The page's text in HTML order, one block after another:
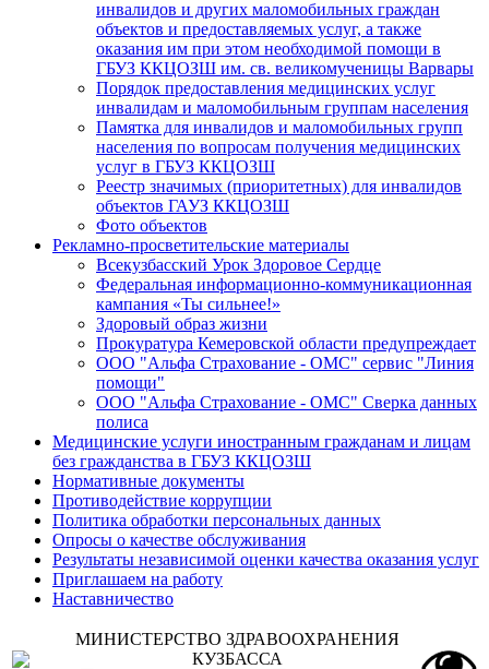
инвалидов и других маломобильных граждан
объектов и предоставляемых услуг, а также
оказания им при этом необходимой помощи в
ГБУЗ ККЦОЗШ им. св. великомученицы Варвары
Порядок предоставления медицинских услуг
инвалидам и маломобильным группам населения
Памятка для инвалидов и маломобильных групп
населения по вопросам получения медицинских
услуг в ГБУЗ ККЦОЗШ
Реестр значимых (приоритетных) для инвалидов
объектов ГАУЗ ККЦОЗШ
Фото объектов
Рекламно-просветительские материалы
Всекузбасский Урок Здоровое Сердце
Федеральная информационно-коммуникационная
кампания «Ты сильнее!»
Здоровый образ жизни
Прокуратура Кемеровской области предупреждает
ООО "Альфа Страхование - ОМС" сервис "Линия
помощи"
ООО "Альфа Страхование - ОМС" Сверка данных
полиса
Медицинские услуги иностранным гражданам и лицам
без гражданства в ГБУЗ ККЦОЗШ
Нормативные документы
Противодействие коррупции
Политика обработки персональных данных
Опросы о качестве обслуживания
Результаты независимой оценки качества оказания услуг
Приглашаем на работу
Наставничество
МИНИСТЕРСТВО ЗДРАВООХРАНЕНИЯ
КУЗБАССА